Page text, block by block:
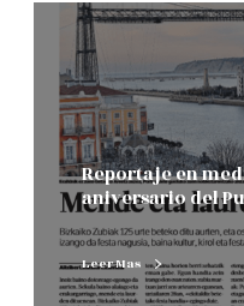
Reportaje en
aniversario del
Leer Mas